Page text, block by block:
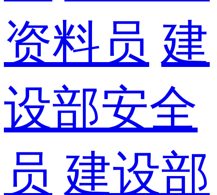
资料员 建
设部安全
员 建设部